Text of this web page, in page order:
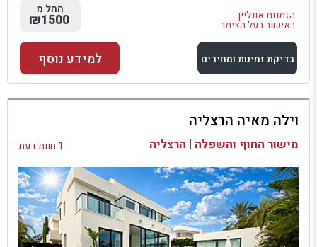
הזמנות אונליין
באישור בעל הצימר
החל מ
₪1500
בדיקת זמינות ומחירים
למתחם זה
בדיקת זמינות ומחירים
למידע נוסף
וילה מאיה הרצליה
מישור החוף והשפלה | הרצליה 1 חוות דעת